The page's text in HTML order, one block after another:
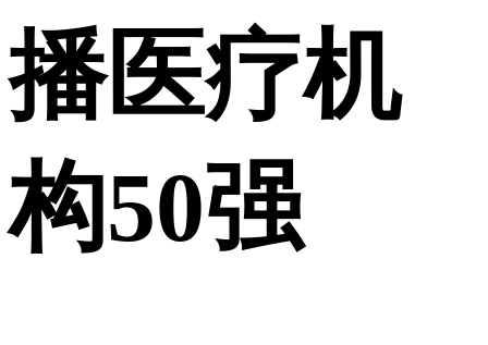
播医疗机
构50强